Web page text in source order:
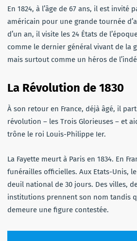
En 1824, à l’âge de 67 ans, il est invité
américain pour une grande tournée
d’un an, il visite les 24 États de
comme le dernier général vivant de la
mais surtout comme un héros de
La Révolution de 1830
À son retour en France, déjà âgé, il
révolution – les Trois Glorieuses – et
trône le roi Louis-Philippe Ier.
La Fayette meurt à Paris en 1834. En
funérailles officielles. Aux Etats-Unis,
deuil national de 30 jours. Des villes,
institutions prennent son nom tandis
demeure une figure contestée.